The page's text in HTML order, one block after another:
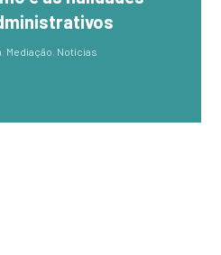
, Mediação, Notícias